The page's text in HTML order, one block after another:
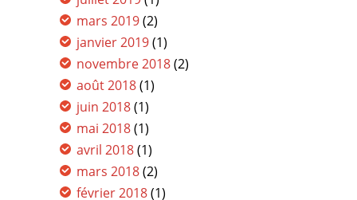
mars 2019(2)
janvier 2019(1)
novembre 2018(2)
août 2018(1)
juin 2018(1)
mai 2018(1)
avril 2018(1)
mars 2018(2)
février 2018(1)